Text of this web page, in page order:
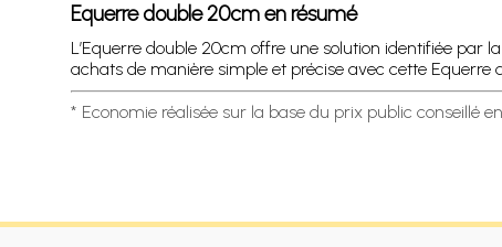
Equerre double 20cm en résumé
L’Equerre double 20cm offre une solution identifiée par la
achats de manière simple et précise avec cette Equerre
* Economie réalisée sur la base du prix public conseillé